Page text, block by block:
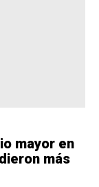
mayor en
más